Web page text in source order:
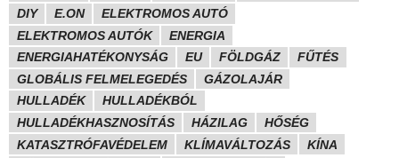
DIY
E.ON
ELEKTROMOS AUTÓ
ELEKTROMOS AUTÓK
ENERGIA
ENERGIAHATÉKONYSÁG
EU FÖLDGÁZ
FŰTÉS
GLOBÁLIS FELMELEGEDÉS
GÁZOLAJÁR
HULLADÉK
HULLADÉKBÓL
HULLADÉKHASZNOSÍTÁS
HÁZILAG
HŐSÉG
KATASZTRÓFAVÉDELEM
KLÍMAVÁLTOZÁS
KÍNA